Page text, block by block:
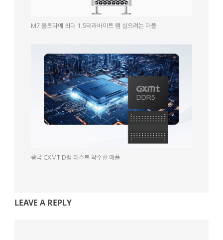
M7 울트라에 최대 1.5테라바이트 램 실으려는 애플
중국 CXMT D램 테스트 착수한 애플
LEAVE A REPLY